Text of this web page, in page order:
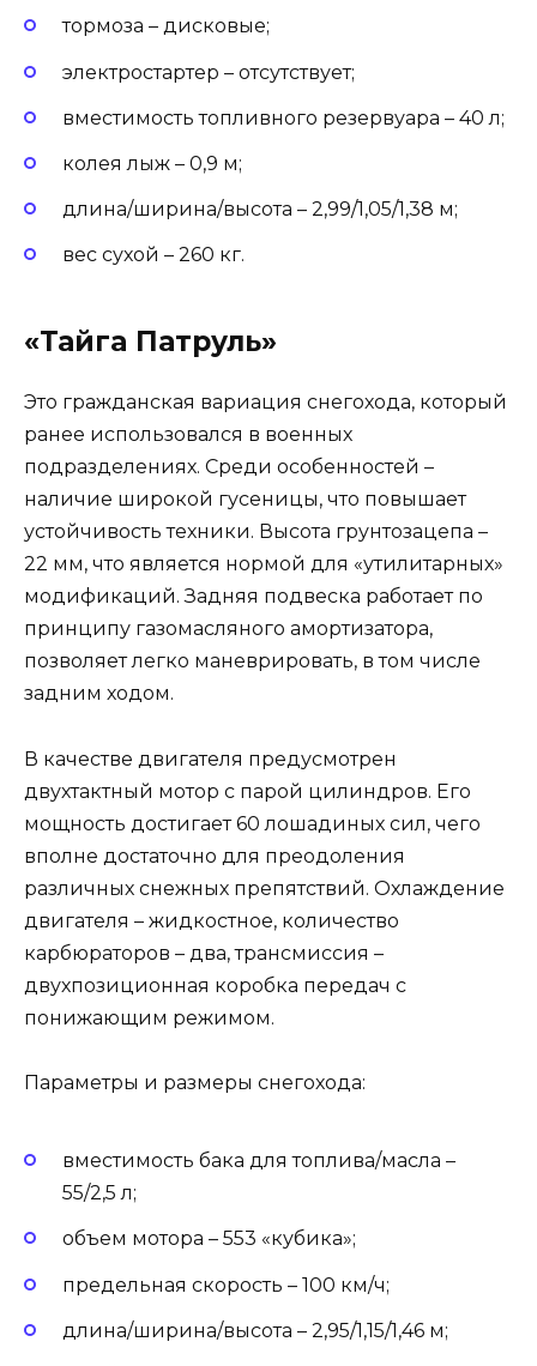
тормоза – дисковые;
электростартер – отсутствует;
вместимость топливного резервуара – 40 л;
колея лыж – 0,9 м;
длина/ширина/высота – 2,99/1,05/1,38 м;
вес сухой – 260 кг.
«Тайга Патруль»
Это гражданская вариация снегохода, который
ранее использовался в военных
подразделениях. Среди особенностей –
наличие широкой гусеницы, что повышает
устойчивость техники. Высота грунтозацепа –
22 мм, что является нормой для «утилитарных»
модификаций. Задняя подвеска работает по
принципу газомасляного амортизатора,
позволяет легко маневрировать, в том числе
задним ходом.
В качестве двигателя предусмотрен
двухтактный мотор с парой цилиндров. Его
мощность достигает 60 лошадиных сил, чего
вполне достаточно для преодоления
различных снежных препятствий. Охлаждение
двигателя – жидкостное, количество
карбюраторов – два, трансмиссия –
двухпозиционная коробка передач с
понижающим режимом.
Параметры и размеры снегохода:
вместимость бака для топлива/масла –
55/2,5 л;
объем мотора – 553 «кубика»;
предельная скорость – 100 км/ч;
длина/ширина/высота – 2,95/1,15/1,46 м;